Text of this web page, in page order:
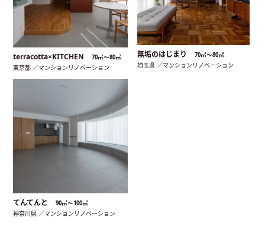
terracotta×KITCHEN 70㎡〜80㎡
東京都 ／マンションリノベーション
無垢のはじまり 70㎡〜80㎡
埼玉県 ／マンションリノベーション
てんてんと 90㎡〜100㎡
神奈川県 ／マンションリノベーション